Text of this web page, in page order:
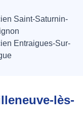
Saint-Saturnin-
Entraigues-Sur-
lès-